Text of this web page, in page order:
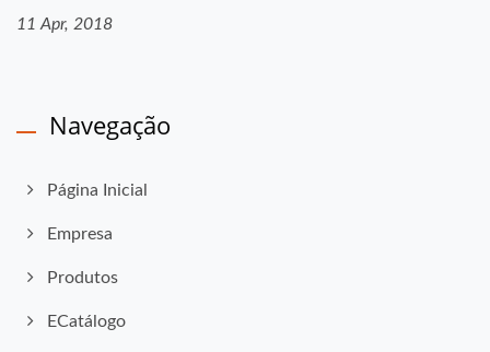
11 Apr, 2018
Navegação
Página Inicial
Empresa
Produtos
ECatálogo